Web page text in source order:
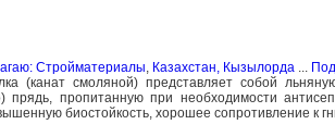
Стройматериалы, Казахстан, Кызылорда...
(канат смоляной) представляет собой
прядь, пропитанную при необходимости
биостойкость, хорошее сопротивление к